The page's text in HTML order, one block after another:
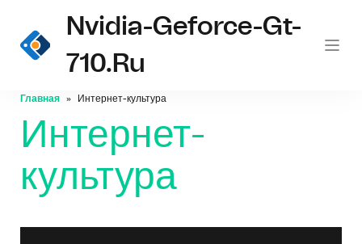
Nvidia-Geforce-Gt-
710.ru
Главная Интернет-культура
Интернет-
культура